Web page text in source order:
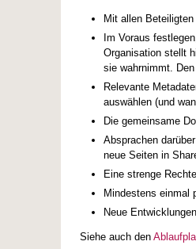
Mit allen
Im Voraus
Organisation stellt
sie wahrnimmt.
Relevante
auswählen (und
Die gemeinsame
Absprachen
neue Seiten in
Eine strenge
Mindestens einmal
Neue
Siehe auch den